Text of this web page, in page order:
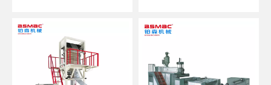
supérieure, BSJ-50-700